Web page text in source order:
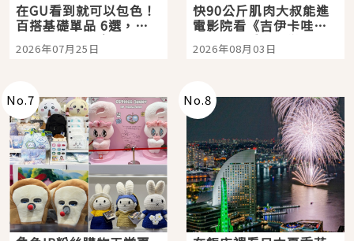
在GU看到就可以包色！
百搭基礎單品 6選，閉
眼全收也不心疼
2026年07月25日
快90公斤肌肉大叔能進
電影院看《吉伊卡哇》
嗎？日本重金屬樂團
「打首」會長與nagano
2026年08月03日
No.7 No.8